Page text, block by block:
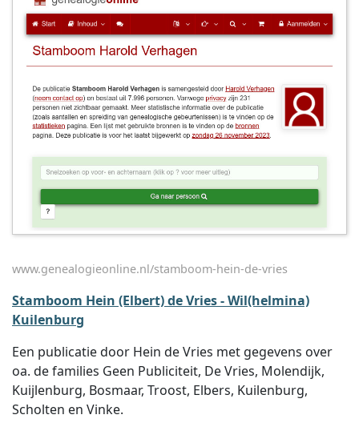
www.genealogieonline.nl/stamboom-hein-de-vries
Stamboom Hein (Elbert) de Vries - Wil(helmina)
Kuilenburg
Een publicatie door Hein de Vries met gegevens over
oa. de families Geen Publiciteit, De Vries, Molendijk,
Kuijlenburg, Bosmaar, Troost, Elbers, Kuilenburg,
Scholten en Vinke.